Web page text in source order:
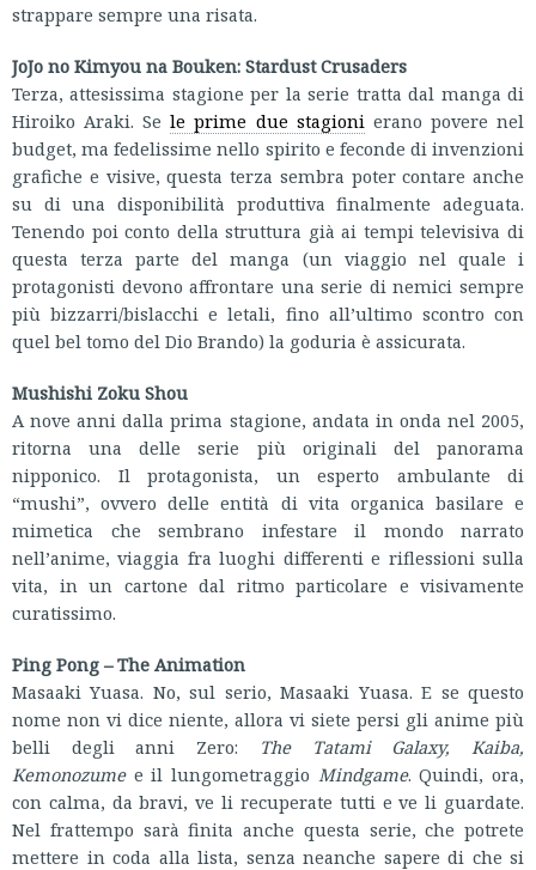
strappare sempre una risata.
JoJo no Kimyou na Bouken: Stardust Crusaders
Terza, attesissima stagione per la serie tratta dal manga di
Hiroiko Araki. Sele prime due stagioni erano povere nel
budget, ma fedelissime nello spirito e feconde di invenzioni
grafiche e visive, questa terza sembra poter contare anche
su di una disponibilità produttiva finalmente adeguata.
Tenendo poi conto della struttura già ai tempi televisiva di
questa terza parte del manga (un viaggio nel quale i
protagonisti devono affrontare una serie di nemici sempre
più bizzarri/bislacchi e letali, fino all’ultimo scontro con
quel bel tomo del Dio Brando) la goduria è assicurata.
Mushishi Zoku Shou
A nove anni dalla prima stagione, andata in onda nel 2005,
ritorna una delle serie più originali del panorama
nipponico. Il protagonista, un esperto ambulante di
“mushi”, ovvero delle entità di vita organica basilare e
mimetica che sembrano infestare il mondo narrato
nell’anime, viaggia fra luoghi differenti e riflessioni sulla
vita, in un cartone dal ritmo particolare e visivamente
curatissimo.
Ping Pong – The Animation
Masaaki Yuasa. No, sul serio, Masaaki Yuasa. E se questo
nome non vi dice niente, allora vi siete persi gli anime più
belli degli anni Zero:
The Tatami Galaxy, Kaiba,
Kemonozumee il lungometraggio Mindgame. Quindi, ora,
con calma, da bravi, ve li recuperate tutti e ve li guardate.
Nel frattempo sarà finita anche questa serie, che potrete
mettere in coda alla lista, senza neanche sapere di che si